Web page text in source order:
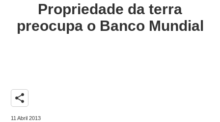
Propriedade da terra
preocupa o Banco Mundial
share
11 Abril 2013